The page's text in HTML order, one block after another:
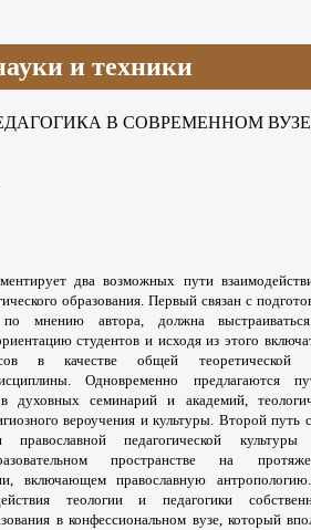
и техники
В СОВРЕМЕННОМ
двавозможных пути
образования. Первый связан с
по мнению автора, должна
студентов и исходя из этого
в качестве общей теоретической
Одновременно предлагаются
духовных семинарий и академий,
вероучения и культуры. Второй путь
православной педагогической
пространстве на
включающем православную
теологиии педагогики
вконфессиональном вузе, который